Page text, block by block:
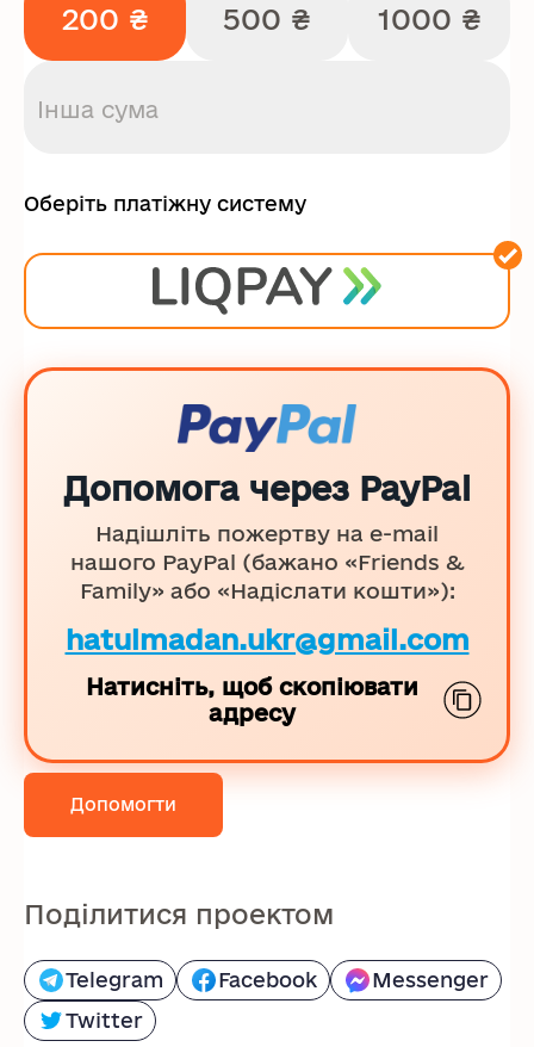
200 ₴ 500 ₴ 1000 ₴
Оберіть платіжну систему
Допомога через PayPal
Надішліть пожертву на e-mail
нашого PayPal (бажано «Friends &
Family» або «Надіслати кошти»):
hatulmadan.ukr@gmail.com
Натисніть, щоб скопіювати
адресу
Допомогти
Поділитися проектом
Telegram Facebook
Messenger
Twitter